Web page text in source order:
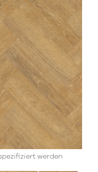
werden